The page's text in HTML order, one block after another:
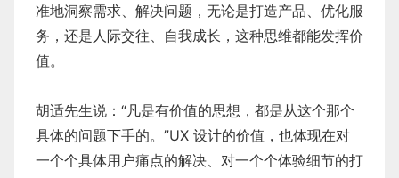
准地洞察需求、解决问题，无论是打造产品、优化服
务，还是人际交往、自我成长，这种思维都能发挥价
值。
胡适先生说：“凡是有价值的思想，都是从这个那个
具体的问题下手的。”UX 设计的价值，也体现在对
一个个具体用户痛点的解决、对一个个体验细节的打